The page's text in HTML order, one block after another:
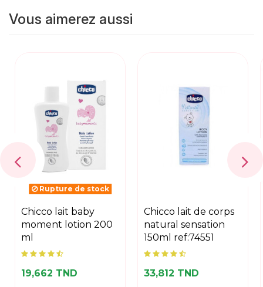
Vous aimerez aussi
Rupture de stock
chicco lait baby
moment lotion 200
ml
19,662 TND
chicco lait de corps
natural sensation
150ml ref:74551
33,812 TND